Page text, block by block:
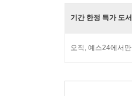
기간 한정 특가 도서
오직, 예스24에서만